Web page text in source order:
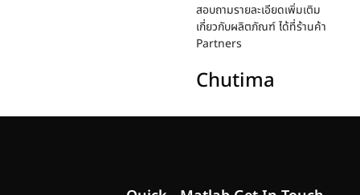
สอบถามรายละเอียดเพิ่มเติม
เกี่ยวกับผลิตภัณฑ์ ได้ที่ร้านค้า
Partners
Chutima